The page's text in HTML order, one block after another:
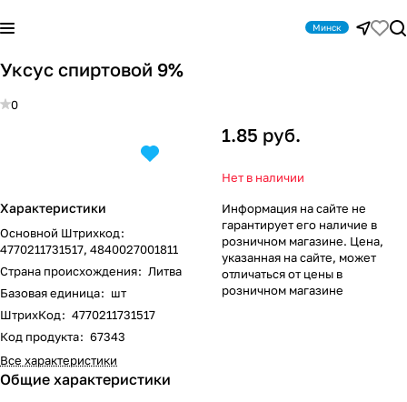
Минск
Уксус спиртовой 9%
0
Характеристики
Основной Штрихкод:
4770211731517, 4840027001811
Страна происхождения: Литва
Базовая единица: шт
ШтрихКод: 4770211731517
Код продукта: 67343
Все характеристики
1.85 руб.
Нет в наличии
Информация на сайте не
гарантирует его наличие в
розничном магазине. Цена,
указанная на сайте, может
отличаться от цены в
розничном магазине
Общие характеристики